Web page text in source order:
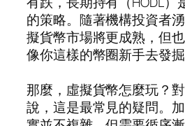
的策略。隨著機構投資者
擬貨幣市場將更成熟，但
像你這樣的幣圈新手去發掘
那麼，虛擬貨幣怎麼玩？
說，這是最常見的疑問。